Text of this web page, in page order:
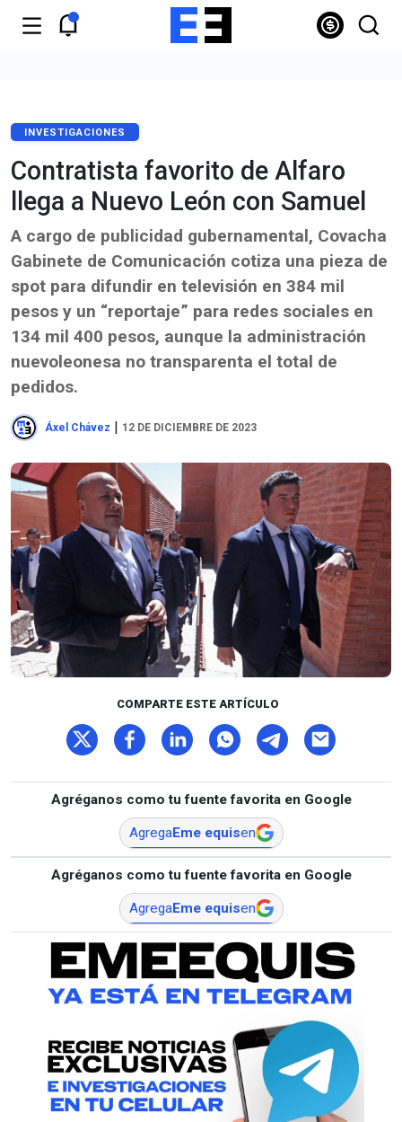
INVESTIGACIONES
Contratista favorito de Alfaro
llega a Nuevo León con Samuel
A cargo de publicidad gubernamental, Covacha
Gabinete de Comunicación cotiza una pieza de
spot para difundir en televisión en 384 mil
pesos y un “reportaje” para redes sociales en
134 mil 400 pesos, aunque la administración
nuevoleonesa no transparenta el total de
pedidos.
Áxel Chávez | 12 DE DICIEMBRE DE 2023
COMPARTE ESTE ARTÍCULO
Agréganos como tu fuente favorita en Google
AgregaEme equisen
Agréganos como tu fuente favorita en Google
AgregaEme equisen